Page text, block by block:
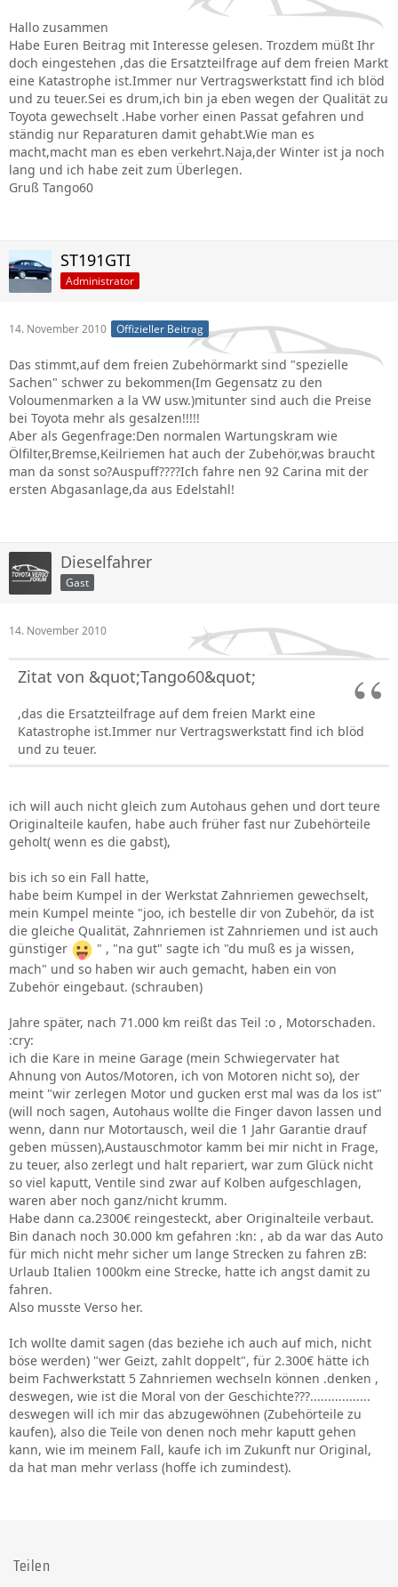
Hallo zusammen
Habe Euren Beitrag mit Interesse gelesen. Trozdem müßt Ihr
doch eingestehen ,das die Ersatzteilfrage auf dem freien Markt
eine Katastrophe ist.Immer nur Vertragswerkstatt find ich blöd
und zu teuer.Sei es drum,ich bin ja eben wegen der Qualität zu
Toyota gewechselt .Habe vorher einen Passat gefahren und
ständig nur Reparaturen damit gehabt.Wie man es
macht,macht man es eben verkehrt.Naja,der Winter ist ja noch
lang und ich habe zeit zum Überlegen.
Gruß Tango60
ST191GTI
Administrator
14. November 2010 Offizieller Beitrag
Das stimmt,auf dem freien Zubehörmarkt sind "spezielle
Sachen" schwer zu bekommen(Im Gegensatz zu den
Voloumenmarken a la VW usw.)mitunter sind auch die Preise
bei Toyota mehr als gesalzen!!!!!
Aber als Gegenfrage:Den normalen Wartungskram wie
Ölfilter,Bremse,Keilriemen hat auch der Zubehör,was braucht
man da sonst so?Auspuff????Ich fahre nen 92 Carina mit der
ersten Abgasanlage,da aus Edelstahl!
Dieselfahrer
Gast
14. November 2010
Zitat von &quot;Tango60&quot;
,das die Ersatzteilfrage auf dem freien Markt eine
Katastrophe ist.Immer nur Vertragswerkstatt find ich blöd
und zu teuer.
ich will auch nicht gleich zum Autohaus gehen und dort teure
Originalteile kaufen, habe auch früher fast nur Zubehörteile
geholt( wenn es die gabst),
bis ich so ein Fall hatte,
habe beim Kumpel in der Werkstat Zahnriemen gewechselt,
mein Kumpel meinte "joo, ich bestelle dir von Zubehör, da ist
die gleiche Qualität, Zahnriemen ist Zahnriemen und ist auch
günstiger
" , "na gut" sagte ich "du muß es ja wissen,
mach" und so haben wir auch gemacht, haben ein von
Zubehör eingebaut. (schrauben)
Jahre später, nach 71.000 km reißt das Teil :o , Motorschaden.
:cry:
ich die Kare in meine Garage (mein Schwiegervater hat
Ahnung von Autos/Motoren, ich von Motoren nicht so), der
meint "wir zerlegen Motor und gucken erst mal was da los ist"
(will noch sagen, Autohaus wollte die Finger davon lassen und
wenn, dann nur Motortausch, weil die 1 Jahr Garantie drauf
geben müssen),Austauschmotor kamm bei mir nicht in Frage,
zu teuer, also zerlegt und halt repariert, war zum Glück nicht
so viel kaputt, Ventile sind zwar auf Kolben aufgeschlagen,
waren aber noch ganz/nicht krumm.
Habe dann ca.2300€ reingesteckt, aber Originalteile verbaut.
Bin danach noch 30.000 km gefahren :kn: , ab da war das Auto
für mich nicht mehr sicher um lange Strecken zu fahren zB:
Urlaub Italien 1000km eine Strecke, hatte ich angst damit zu
fahren.
Also musste Verso her.
Ich wollte damit sagen (das beziehe ich auch auf mich, nicht
böse werden) "wer Geizt, zahlt doppelt", für 2.300€ hätte ich
beim Fachwerkstatt 5 Zahnriemen wechseln können .denken ,
deswegen, wie ist die Moral von der Geschichte???.................
deswegen will ich mir das abzugewöhnen (Zubehörteile zu
kaufen), also die Teile von denen noch mehr kaputt gehen
kann, wie im meinem Fall, kaufe ich im Zukunft nur Original,
da hat man mehr verlass (hoffe ich zumindest).
Teilen